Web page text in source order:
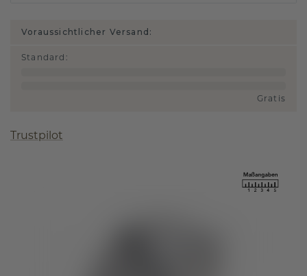
Voraussichtlicher Versand:
Standard :
Gratis
Trustpilot